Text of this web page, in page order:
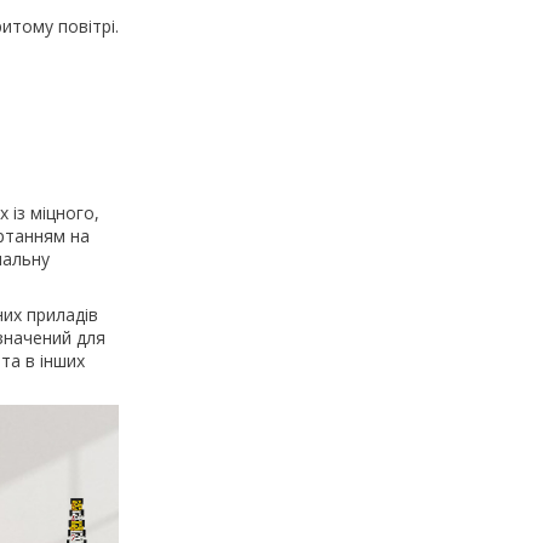
повітрі.
міцного,
на
приладів
для
в інших